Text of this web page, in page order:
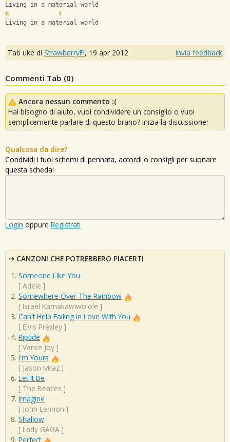
Living in a material world
G
F
Living in a material world
Tab uke di StrawberryF!, 19 apr 2012 Invia feedback
Commenti Tab (0)
Ancora nessun commento :(
Hai bisogno di aiuto, vuoi condividere un consiglio o vuoi
semplicemente parlare di questo brano? Inizia la discussione!
Qualcosa da dire?
Condividi i tuoi schemi di pennata, accordi o consigli per suonare
questa scheda!
Login oppure Registrati
CANZONI CHE POTREBBERO PIACERTI
Someone Like You
[ Adele ]
Somewhere Over The Rainbow
[ Israel Kamakawiwo'ole ]
Can't Help Falling In Love With You
[ Elvis Presley ]
Riptide
[ Vance Joy ]
I'm Yours
[ Jason Mraz ]
Let It Be
[ The Beatles ]
Imagine
[ John Lennon ]
Shallow
[ Lady GAGA ]
Perfect